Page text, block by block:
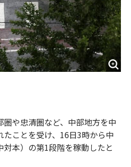
や忠清圏など、中部地方を中
ことを受け、16日3時から中
本）の第1段階を稼動したと